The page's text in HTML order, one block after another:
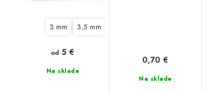
3 mm 3,5 mm
Na sklade
od 5 €
Na sklade
0,70 €